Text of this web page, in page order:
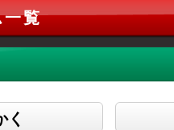
一覧
く